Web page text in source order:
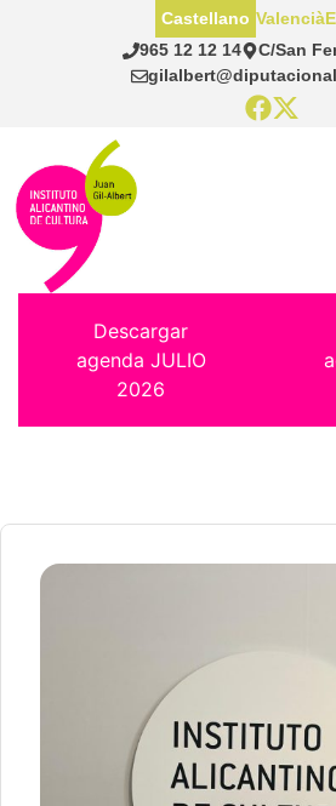
965 12 12 14
C/San
Castellano Valencià
Descargar
agenda JULIO
2026